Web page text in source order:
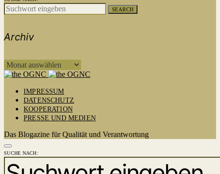
SEARCH
Archiv
ARCHIV
IMPRESSUM
DATENSCHUTZ
KOOPERATION
PRESSE UND MEDIEN
Das Blogazine für Qualität und Verantwortung
SUCHE NACH: